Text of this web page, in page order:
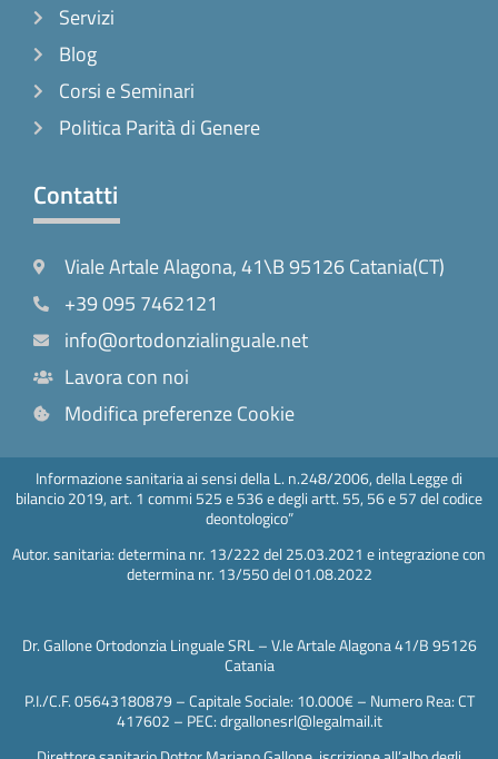
Servizi
Blog
Corsi e Seminari
Politica Parità di Genere
Contatti
Viale Artale Alagona, 41\B 95126 Catania(CT)
+39 095 7462121
info@ortodonzialinguale.net
Lavora con noi
Modifica preferenze Cookie
Informazione sanitaria ai sensi della L. n.248/2006, della Legge di
bilancio 2019, art. 1 commi 525 e 536 e degli artt. 55, 56 e 57 del codice
deontologico”
Autor. sanitaria: determina nr. 13/222 del 25.03.2021 e integrazione con
determina nr. 13/550 del 01.08.2022
Dr. Gallone Ortodonzia Linguale SRL – V.le Artale Alagona 41/B 95126
Catania
P.I./C.F. 05643180879 – Capitale Sociale: 10.000€ – Numero Rea: CT
417602 – PEC: drgallonesrl@legalmail.it